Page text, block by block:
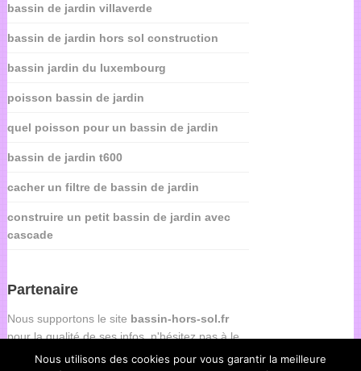
bassin de jardin villaverde
bassin de jardin hors sol construction
bassin jardin du luxembourg
poisson bassin de jardin
quel poisson pour un bassin de jardin
bassin de jardin t600
cacher un filtre de bassin de jardin
construire un petit bassin de jardin avec
cascade
Partenaire
Nous supportons le site bassin-hors-sol.fr
pour la qualité de ses infos, n'hésitez pas à le
consulter.Nous utilisons des cookies pour vous garantir la meilleure